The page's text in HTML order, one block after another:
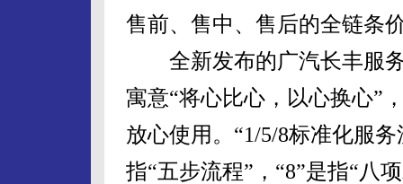
售前、售中、售后的全链条
全新发布的广汽长丰服务
寓意“将心比心，以心换心”
放心使用。“1/5/8标准化服
指“五步流程”，“8”是指“八